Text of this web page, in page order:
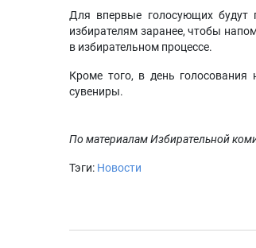
Для впервые голосующих будут
избирателям заранее, чтобы
в избирательном процессе.
Кроме того, в день
сувениры.
По материалам Избирательной
Тэги: Новости